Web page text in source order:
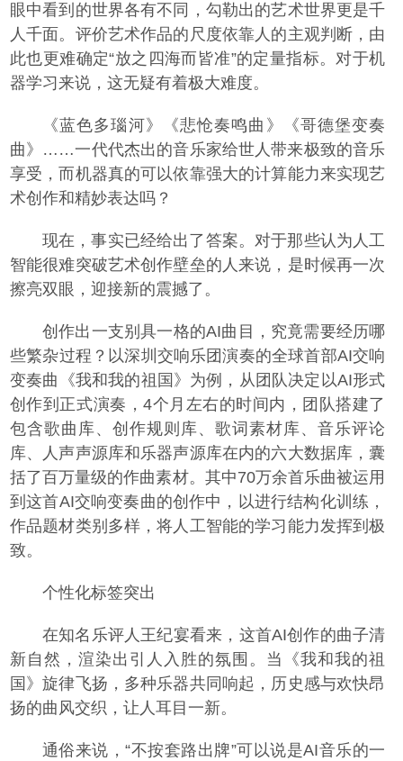
眼中看到的世界各有不同，勾勒出的艺术世界更是千
人千面。评价艺术作品的尺度依靠人的主观判断，由
此也更难确定“放之四海而皆准”的定量指标。对于机
器学习来说，这无疑有着极大难度。
《蓝色多瑙河》《悲怆奏鸣曲》《哥德堡变奏
曲》……一代代杰出的音乐家给世人带来极致的音乐
享受，而机器真的可以依靠强大的计算能力来实现艺
术创作和精妙表达吗？
现在，事实已经给出了答案。对于那些认为人工
智能很难突破艺术创作壁垒的人来说，是时候再一次
擦亮双眼，迎接新的震撼了。
创作出一支别具一格的AI曲目，究竟需要经历哪
些繁杂过程？以深圳交响乐团演奏的全球首部AI交响
变奏曲《我和我的祖国》为例，从团队决定以AI形式
创作到正式演奏，4个月左右的时间内，团队搭建了
包含歌曲库、创作规则库、歌词素材库、音乐评论
库、人声声源库和乐器声源库在内的六大数据库，囊
括了百万量级的作曲素材。其中70万余首乐曲被运用
到这首AI交响变奏曲的创作中，以进行结构化训练，
作品题材类别多样，将人工智能的学习能力发挥到极
致。
个性化标签突出
在知名乐评人王纪宴看来，这首AI创作的曲子清
新自然，渲染出引人入胜的氛围。当《我和我的祖
国》旋律飞扬，多种乐器共同响起，历史感与欢快昂
扬的曲风交织，让人耳目一新。
通俗来说，“不按套路出牌”可以说是AI音乐的一